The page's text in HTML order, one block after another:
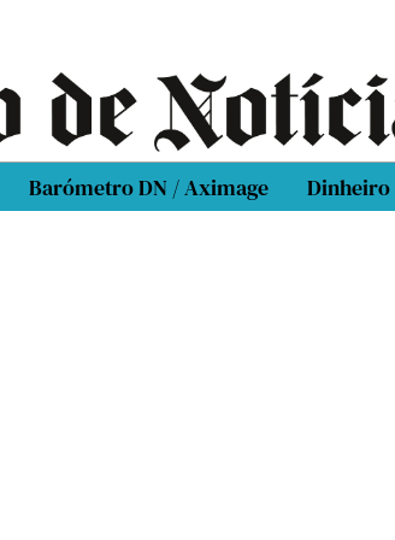
Barómetro DN / Aximage Dinheiro